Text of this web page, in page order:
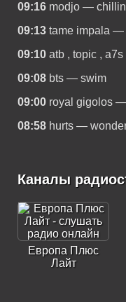
09:16 modjo —
09:13 tame impala —
09:10 atb , topic ,
09:08 bts — swim
09:00 royal gigolos
08:58 hurts —
Каналы
Европа Плюс
Лайт